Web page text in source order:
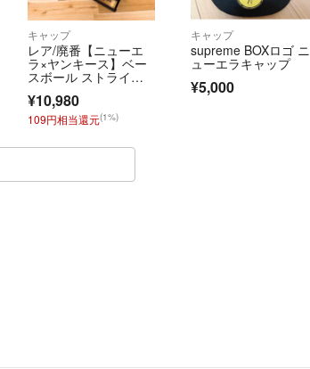
書発行事業者登録番号：T4260002013524
キャップ
レア/廃番【ニューエ
ラ×ヤンキース】ベー
スボール ストライ
¥10,980
109円相当還元(1%)
キャップ
supreme BOXロゴ ニ
ューエラキャップ
¥5,000